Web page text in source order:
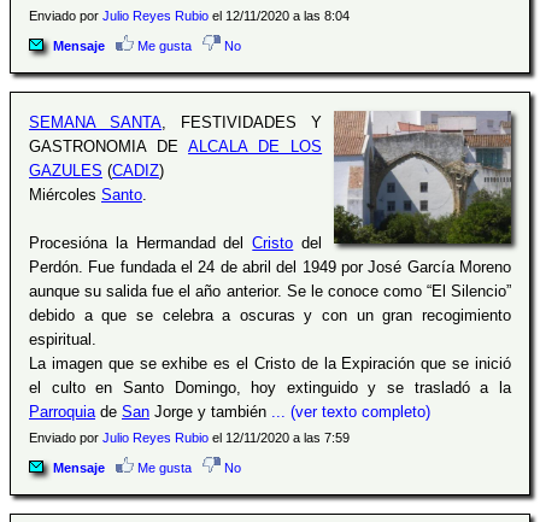
Enviado por Julio Reyes Rubio el 12/11/2020 a las 8:04
Mensaje Me gusta No
SEMANA SANTA , FESTIVIDADES Y
GASTRONOMIA DEALCALA DE LOS
GAZULES (CADIZ)
Miércoles Santo
Procesióna la Hermandad delCristo del
Perdón. Fue fundada el 24 de abril del 1949 por José García Moreno
aunque su salida fue el año anterior. Se le conoce como “El Silencio”
debido a que se celebra a oscuras y con un gran recogimiento
espiritual.
La imagen que se exhibe es el Cristo de la Expiración que se inició
el culto en Santo Domingo, hoy extinguido y se trasladó a la
Parroquia de San Jorge y también ... (ver texto completo)
Enviado por Julio Reyes Rubio el 12/11/2020 a las 7:59
Mensaje Me gusta No